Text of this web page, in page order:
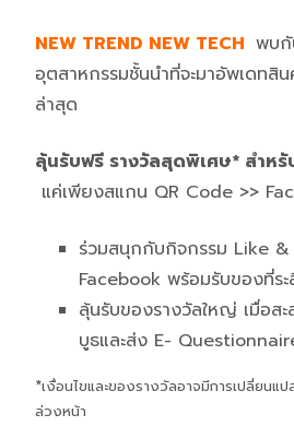
NEW TREND NEW TECH พบกั
อุตสาหกรรมชั้นนำที่จะมาอัพเดทสิน
ล่าสุด
ลุ้นรับฟรี รางวัลสุดพิเศษ* สำหรั
แค่เพียงสแกน QR Code >>
ร่วมสนุกกับกิจกรรม Like
Facebook พร้อมรับของที่ร
ลุ้นรับของรางวัลใหญ่ เมื่อส
บูธและส่ง E-
*เงื่อนไขและของรางวัลอาจมีการเปลี่ยนแ
ล่วงหน้า